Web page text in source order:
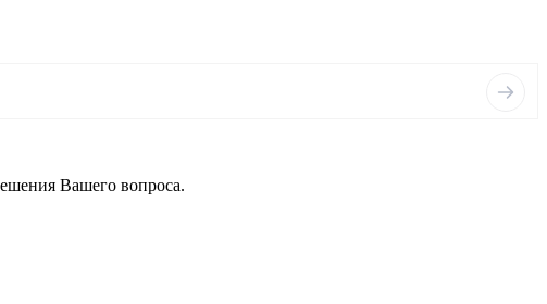
Вашего вопроса.